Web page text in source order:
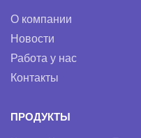
О компании
Новости
Работа у нас
Контакты
ПРОДУКТЫ